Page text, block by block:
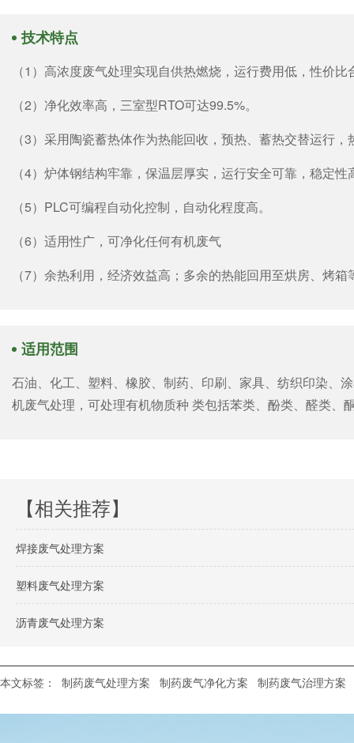
技术特点
（1）高浓度废气处理实现自供热燃烧，运行费用低，性价比
（2）净化效率高，三室型RTO可达99.5%。
（3）采用陶瓷蓄热体作为热能回收，预热、蓄热交替运行
（4）炉体钢结构牢靠，保温层厚实，运行安全可靠，稳定性
（5）PLC可编程自动化控制，自动化程度高。
（6）适用性广，可净化任何有机废气
（7）余热利用，经济效益高；多余的热能回用至烘房、烤
适用范围
石油、化工、塑料、橡胶、制药、印刷、家具、纺织印染、
机废气处理，可处理有机物质种 类包括苯类、酚类、醛类、
【相关推荐】
焊接废气处理方案
塑料废气处理方案
沥青废气处理方案
本文标签： 制药废气处理方案 制药废气净化方案 制药废气治理方案